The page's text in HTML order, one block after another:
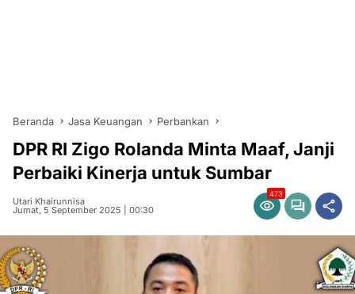
Beranda Jasa Keuangan Perbankan
DPR RI Zigo Rolanda Minta Maaf, Janji
Perbaiki Kinerja untuk Sumbar
Utari Khairunnisa
Jumat, 5 September 2025 | 00:30
473